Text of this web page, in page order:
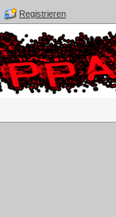
Registrieren